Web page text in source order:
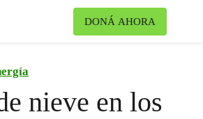
DONÁ AHORA
nieve en los